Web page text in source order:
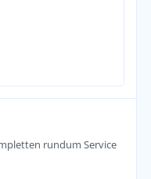
rundum Service